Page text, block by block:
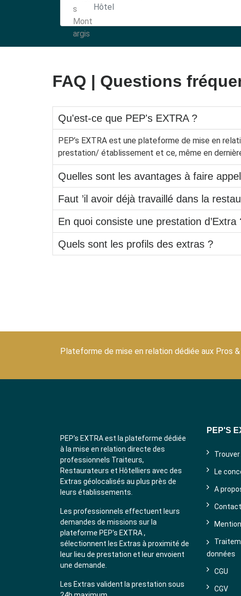
Hôtel
FAQ | Questions
Qu'est-ce que PEP's EXTRA ?
PEP’s EXTRA est une plateforme de mise en
prestation/ établissement et ce, même en
Quelles sont les avantages à faire
Faut ’il avoir déjà travaillé dans la
En quoi consiste une prestation d’Extra
Quels sont les profils des extras ?
Plateforme de mise en relation dédiée aux Pros
PEP's EXTRA est la plateforme dédiée
à la mise en relation directe des
professionnels Traiteurs,
Restaurateurs et Hôtelliers avec des
Extras géolocalisés au plus près de
leurs établissements.
Les professionnels effectuent leurs
demandes de missions sur la
plateforme PEP's EXTRA ,
sélectionnent les Extras à proximité de
leur lieu de prestation et leur envoient
une demande.
Les Extras valident la prestation sous
PEP'S
Le
A
Contact
données
CGU
CGV